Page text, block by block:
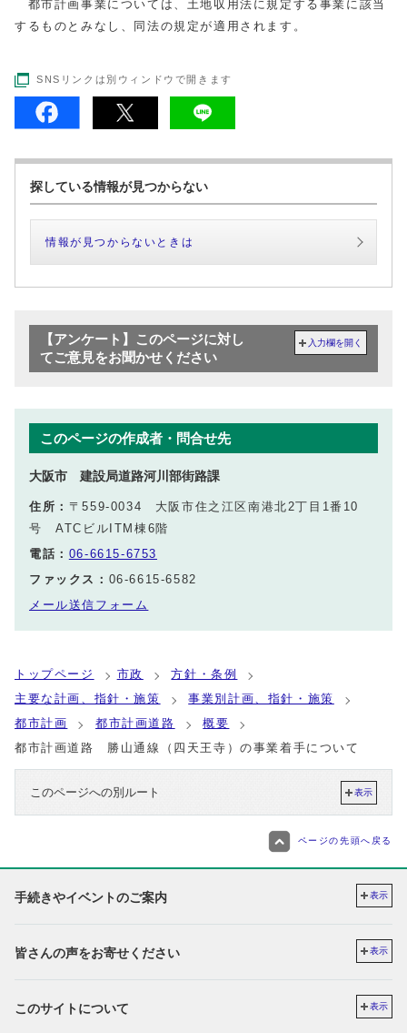
都市計画事業については、土地収用法に規定する事業に該当
するものとみなし、同法の規定が適用されます。
SNSリンクは別ウィンドウで開きます
探している情報が見つからない
情報が見つからないときは
【アンケート】このページに対し
てご意見をお聞かせください
入力欄を開く
このページの作成者・問合せ先
大阪市 建設局道路河川部街路課
住所： 〒559-0034 大阪市住之江区南港北2丁目1番10
号 ATCビルITM棟6階
電話： 06-6615-6753
ファックス： 06-6615-6582
メール送信フォーム
トップページ 市政
方針・条例
主要な計画、指針・施策
事業別計画、指針・施策
都市計画
都市計画道路
概要
都市計画道路 勝山通線（四天王寺）の事業着手について
このページへの別ルート 表示
ページの先頭へ戻る
手続きやイベントのご案内 表示
皆さんの声をお寄せください 表示
このサイトについて 表示